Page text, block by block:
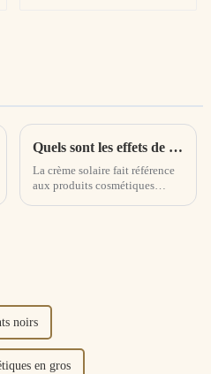
Quels sont les effets de la crème solaire et comment l’utiliser correctement ? Comment choisir la crème solaire qui vous convient ?
La crème solaire fait référence
aux produits cosmétiques
solaire...
noirs
en gros